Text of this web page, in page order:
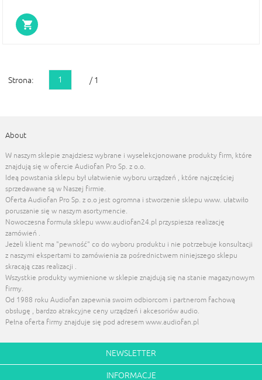
Strona: 1 / 1
About
W naszym sklepie znajdziesz wybrane i wyselekcjonowane produkty firm, które
znajdują się w ofercie Audiofan Pro Sp. z o.o.
Ideą powstania sklepu był ułatwienie wyboru urządzeń , które najczęściej
sprzedawane są w Naszej firmie.
Oferta Audiofan Pro Sp. z o.o jest ogromna i stworzenie sklepu www. ułatwiło
poruszanie się w naszym asortymencie.
Nowoczesna formuła sklepu www.audiofan24.pl przyspiesza realizację
zamówień .
Jeżeli klient ma "pewność" co do wyboru produktu i nie potrzebuje konsultacji
z naszymi ekspertami to zamówienia za pośrednictwem niniejszego sklepu
skracają czas realizacji .
Wszystkie produkty wymienione w sklepie znajdują się na stanie magazynowym
firmy.
Od 1988 roku Audiofan zapewnia swoim odbiorcom i partnerom fachową
obsługę , bardzo atrakcyjne ceny urządzeń i akcesoriów audio.
Pełna oferta firmy znajduje się pod adresem www.audiofan.pl
NEWSLETTER
INFORMACJE